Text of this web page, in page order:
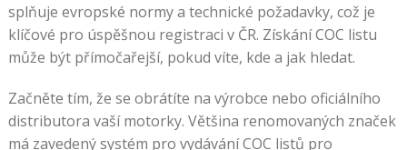
splňuje evropské normy a technické požadavky, což je
klíčové pro úspěšnou registraci v ČR. Získání COC listu
může být přímočařejší, pokud víte, kde a jak hledat.
Začněte tím, že se obrátíte na výrobce nebo oficiálního
distributora vaší motorky. Většina renomovaných značek
má zavedený systém pro vydávání COC listů pro